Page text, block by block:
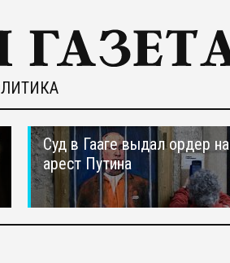
Суд в Гааге выдал ордер на
арест Путина